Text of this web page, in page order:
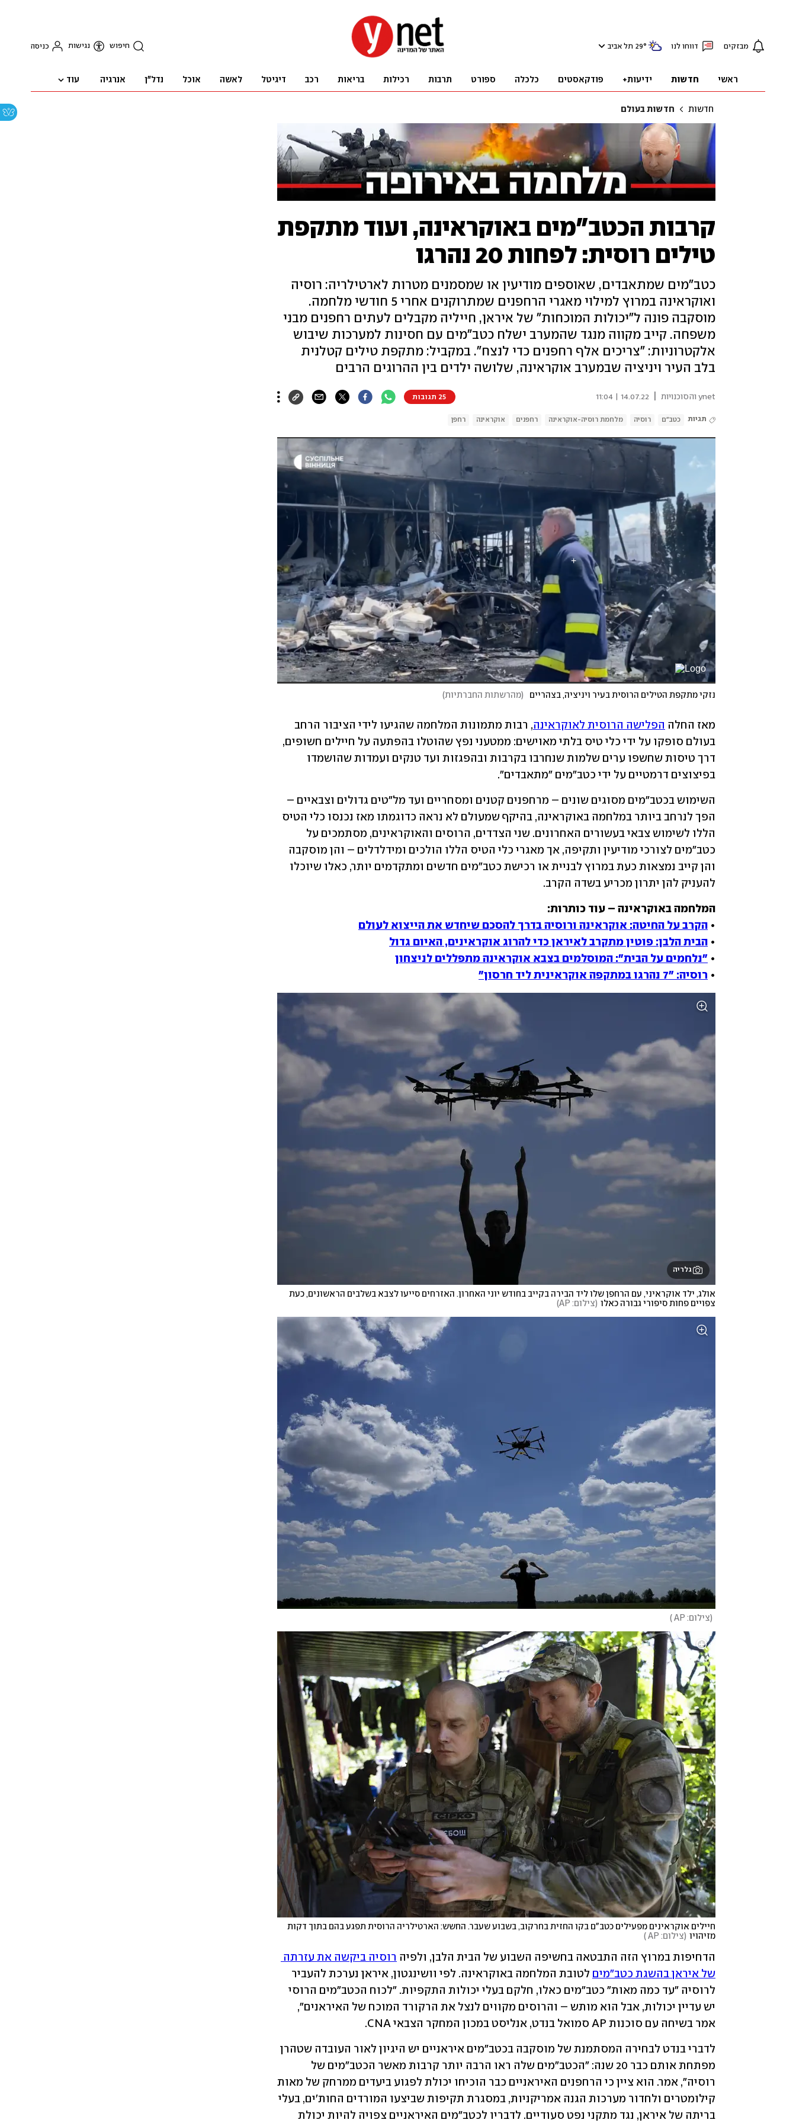
מבזקים דווחו לנו 29° תל אביב חיפוש נגישות כניסה
ראשי חדשות ידיעות+ פודקאסטים כלכלה ספורט תרבות רכילות בריאות רכב דיגיטל לאשה אוכל נדל"ן אנרגיה עוד
חדשות חדשות בעולם
קרבות הכטב"מים באוקראינה, ועוד מתקפת
טילים רוסית: לפחות 20 נהרגו
כטב"מים שמתאבדים, שאוספים מודיעין או שמסמנים מטרות לארטילריה: רוסיה
ואוקראינה במרוץ למילוי מאגרי הרחפנים שמתרוקנים אחרי 5 חודשי מלחמה.
מוסקבה פונה ל"יכולות המוכחות" של איראן, חייליה מקבלים לעתים רחפנים מבני
משפחה. קייב מקווה מנגד שהמערב ישלח כטב"מים עם חסינות למערכות שיבוש
אלקטרוניות: "צריכים אלף רחפנים כדי לנצח". במקביל: מתקפת טילים קטלנית
בלב העיר ויניציה שבמערב אוקראינה, שלושה ילדים בין ההרוגים הרבים
ynet והסוכנויות 14.07.22 | 11:04 25 תגובות
תגיות כטב"ם רוסיה מלחמת רוסיה-אוקראינה רחפנים אוקראינה רחפן
נזקי מתקפת הטילים הרוסית בעיר ויניציה, בצהריים (מהרשתות החברתיות)
מאז החלה הפלישה הרוסית לאוקראינה
בפיצוצים דרמטיים על ידי כטב"מים "מתאבדים".
להעניק להן יתרון מכריע בשדה הקרב.
• הקרב על החיטה: אוקראינה ורוסיה בדרך להסכם שיחדש את הייצוא לעולם
• הבית הלבן: פוטין מתקרב לאיראן כדי להרוג אוקראינים, האיום גדול
• "נלחמים על הבית": המוסלמים בצבא אוקראינה מתפללים לניצחון
• רוסיה: "7 נהרגו במתקפה אוקראינית ליד חרסון"
גלריה
צפויים פחות סיפורי גבורה כאלו (צילום: AP )
(צילום: AP )
מזיהויו (צילום: AP )
הדחיפות במרוץ הזה התבטאה בחשיפה השבוע של הבית הלבן, ולפיה
של איראן בהשגת כטב"מים
אמר בשיחה עם סוכנות AP סמואל בנדט, אנליסט במכון המחקר הצבאי CNA.